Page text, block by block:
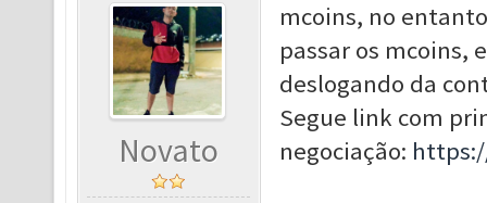
Novato
mcoins, no
passar os mcoins,
deslogando da
Segue link com
negociação: